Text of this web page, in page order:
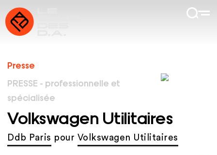
Presse
PRESSE - professionnelle et
spécialisée
Volkswagen Utilitaires
Ddb Paris pour Volkswagen Utilitaires